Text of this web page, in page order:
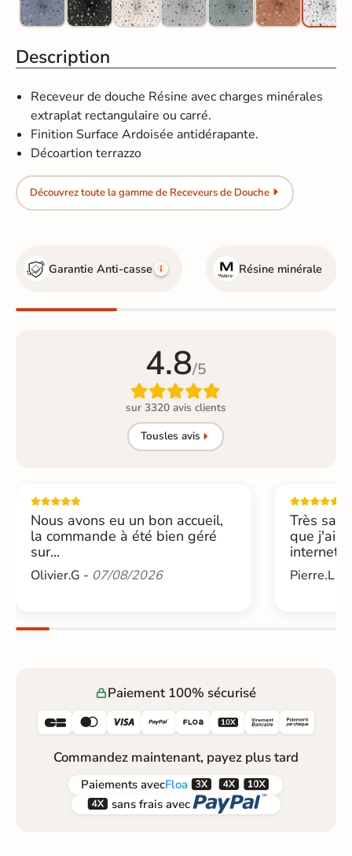
Description
Receveur de douche Résine avec charges minérales
extraplat rectangulaire ou carré.
Finition Surface Ardoisée antidérapante.
Décoartion terrazzo
Découvrez toute la gamme de Receveurs de Douche
Garantie Anti-casse Résine minérale
4.8/5

sur 3320 avis clients
Tousles avis
Nous avons eu un bon accueil,
la commande à été bien géré
sur...
Olivier.G - 07/08/2026
Très
que j'ai
internet....
Pierre.L -
Paiement 100% sécurisé
     
Commandez maintenant, payez plus tard
Paiements avecFloa  
 sans frais avec 